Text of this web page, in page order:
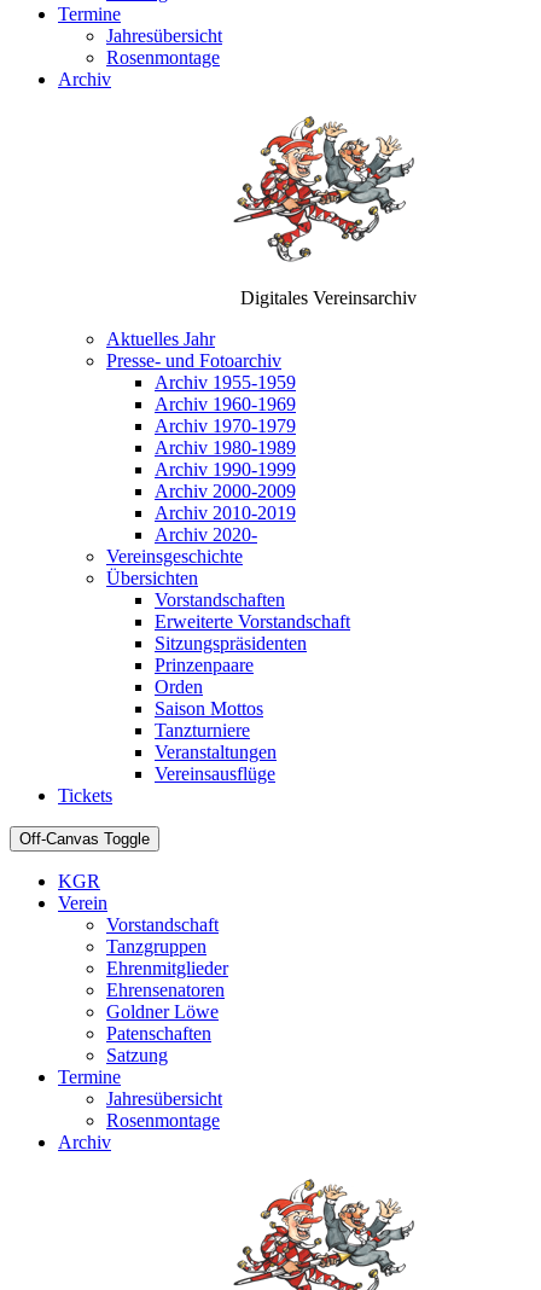
Termine
Jahresübersicht
Rosenmontage
Archiv
Digitales Vereinsarchiv
Aktuelles Jahr
Presse- und Fotoarchiv
Archiv 1955-1959
Archiv 1960-1969
Archiv 1970-1979
Archiv 1980-1989
Archiv 1990-1999
Archiv 2000-2009
Archiv 2010-2019
Archiv 2020-
Vereinsgeschichte
Übersichten
Vorstandschaften
Erweiterte Vorstandschaft
Sitzungspräsidenten
Prinzenpaare
Orden
Saison Mottos
Tanzturniere
Veranstaltungen
Vereinsausflüge
Tickets
Off-Canvas Toggle
KGR
Verein
Vorstandschaft
Tanzgruppen
Ehrenmitglieder
Ehrensenatoren
Goldner Löwe
Patenschaften
Satzung
Termine
Jahresübersicht
Rosenmontage
Archiv